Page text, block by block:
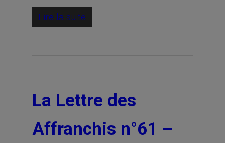
Lire la suite
La Lettre des
Affranchis n°61 –